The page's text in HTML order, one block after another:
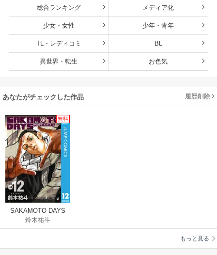
総合ランキング メディア化
少女・女性 少年・青年
TL・レディコミ BL
異世界・転生 お色気
あなたがチェックした作品 履歴削除
無料
SAKAMOTO DAYS
鈴木祐斗
もっと見る